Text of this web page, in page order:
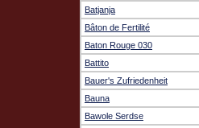
Batjanja
Bâton de Fertilité
Baton Rouge 030
Battito
Bauer's Zufriedenheit
Bauna
Bawole Serdse